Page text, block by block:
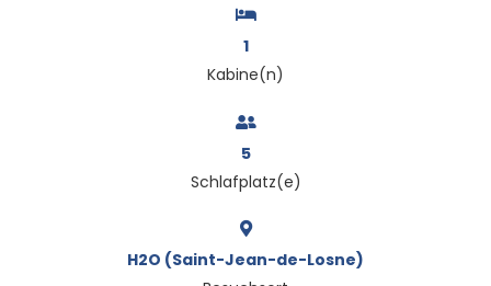
1
Kabine(n)
5
Schlafplatz(e)
H2O (Saint-Jean-de-Losne)